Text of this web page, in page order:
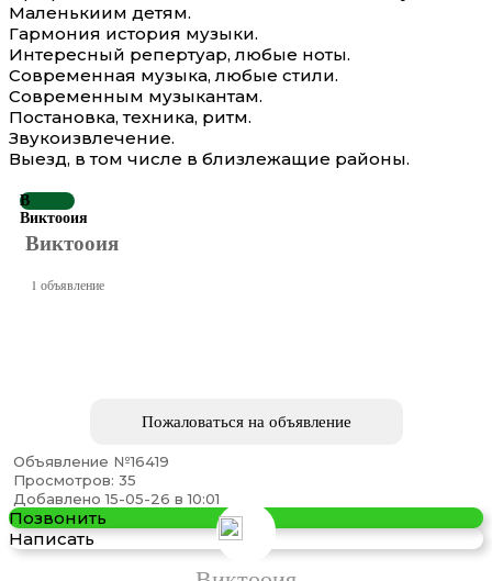
Маленькиим детям.
Гармония история музыки.
Интересный репертуар, любые ноты.
Современная музыка, любые стили.
Современным музыкантам.
Постановка, техника, ритм.
Звукоизвлечение.
Выезд, в том числе в близлежащие районы.
В
Виктооия
Виктооия
1 объявление
Пожаловаться на объявление
Объявление №16419
Просмотров: 35
Добавлено 15-05-26 в 10:01
Позвонить
Написать